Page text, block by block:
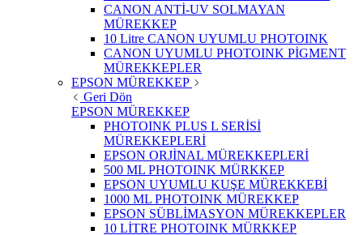
CANON ANTİ-UV SOLMAYAN
MÜREKKEP
10 Litre CANON UYUMLU PHOTOINK
CANON UYUMLU PHOTOINK PİGMENT
MÜREKKEPLER
EPSON MÜREKKEP
Geri Dön
EPSON MÜREKKEP
PHOTOINK PLUS L SERİSİ
MÜREKKEPLERİ
EPSON ORJİNAL MÜREKKEPLERİ
500 ML PHOTOINK MÜRKKEP
EPSON UYUMLU KUŞE MÜREKKEBİ
1000 ML PHOTOINK MÜREKKEP
EPSON SÜBLİMASYON MÜREKKEPLER
10 LİTRE PHOTOINK MÜRKKEP